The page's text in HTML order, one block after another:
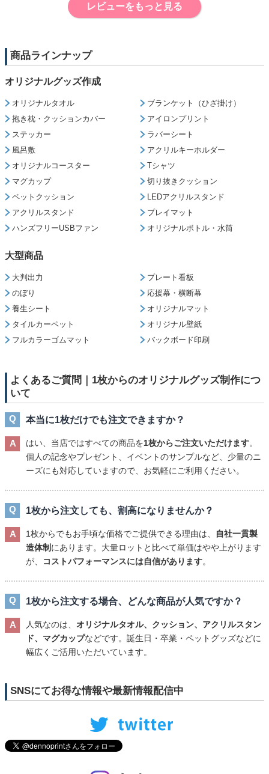
レビューをもっと見る
商品ラインナップ
オリジナルグッズ作成
オリジナルタオル
ブランケット（ひざ掛け）
抱き枕・クッションカバー
アイロンプリント
ステッカー
ラバーシート
風呂敷
アクリルキーホルダー
オリジナルコースター
Tシャツ
マグカップ
切り抜きクッション
ペットクッション
LEDアクリルスタンド
アクリルスタンド
プレイマット
ハンズフリーUSBファン
オリジナルボトル・水筒
大型商品
大判出力
プレート看板
のぼり
応援幕・横断幕
養生シート
オリジナルマット
タイルカーペット
オリジナル壁紙
フルカラーゴムマット
バックボード印刷
よくあるご質問｜1枚からのオリジナルグッズ制作につ
いて
本当に1枚だけでも注文できますか？
はい、当店ではすべての商品を1枚からご注文いただけます。
個人の記念やプレゼント、イベントのサンプルなど、少量のニ
ーズにも対応していますので、お気軽にご利用ください。
1枚から注文しても、割高になりませんか？
1枚からでもお手頃な価格でご提供できる理由は、
自社一貫製
造体制 にあります。大量ロットと比べて単価はやや上がります
が、
コストパフォーマンスには自信があります。
1枚から注文する場合、どんな商品が人気ですか？
人気なのは、 オリジナルタオル、クッション、アクリルスタン
ド、マグカップなどです。誕生日・卒業・ペットグッズなどに
幅広くご活用いただいています。
SNSにてお得な情報や最新情報配信中